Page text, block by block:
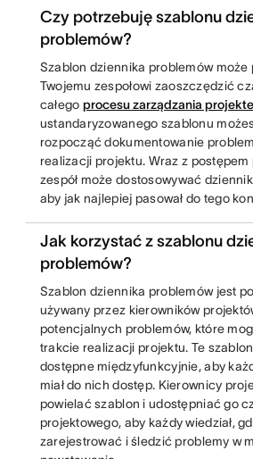
Czy potrzebuję szablonu
problemów?
Szablon dziennika problemów może
Twojemu zespołowi zaoszczędzić
całego procesu zarządzania
ustandaryzowanego szablonu
rozpocząć dokumentowanie
realizacji projektu. Wraz z postępem
zespół może dostosowywać
aby jak najlepiej pasował do tego
Jak korzystać z szablonu
problemów?
Szablon dziennika problemów jest
używany przez kierowników
potencjalnych problemów, które
trakcie realizacji projektu. Te
dostępne międzyfunkcyjnie, aby
miał do nich dostęp. Kierownicy
powielać szablon i udostępniać go
projektowego, aby każdy wiedział,
zarejestrować i śledzić problemy w